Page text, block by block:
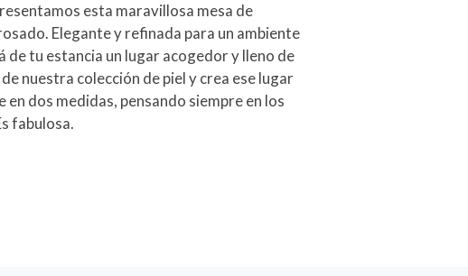
esta maravillosa mesa de
Elegante y refinada para un ambiente
de tu estancia un lugar acogedor y lleno de
nuestra colección de piel y crea ese lugar
en dos medidas, pensando siempre en los
fabulosa.